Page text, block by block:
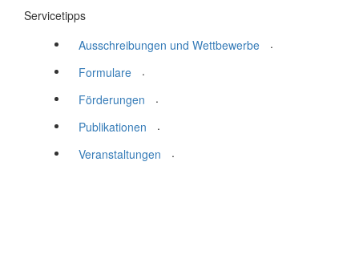
Servicetipps
Ausschreibungen und Wettbewerbe
.
Formulare
.
Förderungen
.
Publikationen
.
Veranstaltungen
.